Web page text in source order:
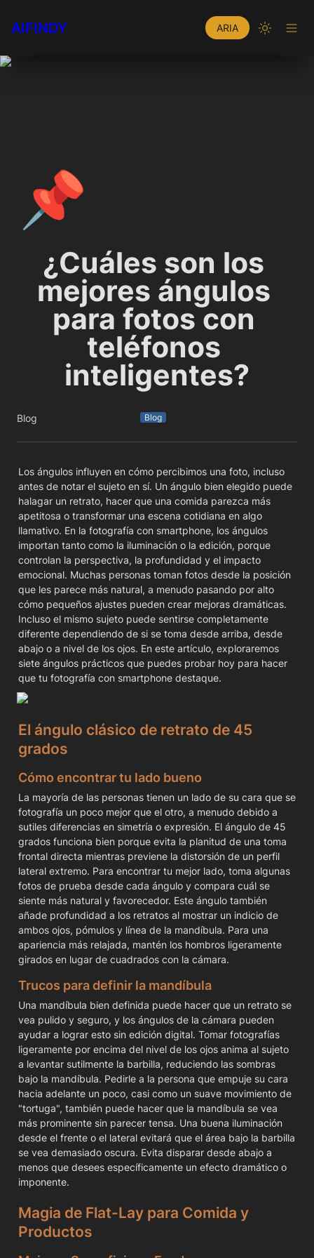
AIFINDY ARIA
📌
¿Cuáles son los
mejores ángulos
para fotos con
teléfonos
inteligentes?
Blog Blog
Los ángulos influyen en cómo percibimos una foto, incluso
antes de notar el sujeto en sí. Un ángulo bien elegido puede
halagar un retrato, hacer que una comida parezca más
apetitosa o transformar una escena cotidiana en algo
llamativo. En la fotografía con smartphone, los ángulos
importan tanto como la iluminación o la edición, porque
controlan la perspectiva, la profundidad y el impacto
emocional. Muchas personas toman fotos desde la posición
que les parece más natural, a menudo pasando por alto
cómo pequeños ajustes pueden crear mejoras dramáticas.
Incluso el mismo sujeto puede sentirse completamente
diferente dependiendo de si se toma desde arriba, desde
abajo o a nivel de los ojos. En este artículo, exploraremos
siete ángulos prácticos que puedes probar hoy para hacer
que tu fotografía con smartphone destaque.
El ángulo clásico de retrato de 45
grados
Cómo encontrar tu lado bueno
La mayoría de las personas tienen un lado de su cara que se
fotografía un poco mejor que el otro, a menudo debido a
sutiles diferencias en simetría o expresión. El ángulo de 45
grados funciona bien porque evita la planitud de una toma
frontal directa mientras previene la distorsión de un perfil
lateral extremo. Para encontrar tu mejor lado, toma algunas
fotos de prueba desde cada ángulo y compara cuál se
siente más natural y favorecedor. Este ángulo también
añade profundidad a los retratos al mostrar un indicio de
ambos ojos, pómulos y línea de la mandíbula. Para una
apariencia más relajada, mantén los hombros ligeramente
girados en lugar de cuadrados con la cámara.
Trucos para definir la mandíbula
Una mandíbula bien definida puede hacer que un retrato se
vea pulido y seguro, y los ángulos de la cámara pueden
ayudar a lograr esto sin edición digital. Tomar fotografías
ligeramente por encima del nivel de los ojos anima al sujeto
a levantar sutilmente la barbilla, reduciendo las sombras
bajo la mandíbula. Pedirle a la persona que empuje su cara
hacia adelante un poco, casi como un suave movimiento de
"tortuga", también puede hacer que la mandíbula se vea
más prominente sin parecer tensa. Una buena iluminación
desde el frente o el lateral evitará que el área bajo la barbilla
se vea demasiado oscura. Evita disparar desde abajo a
menos que desees específicamente un efecto dramático o
imponente.
Magia de Flat-Lay para Comida y
Productos